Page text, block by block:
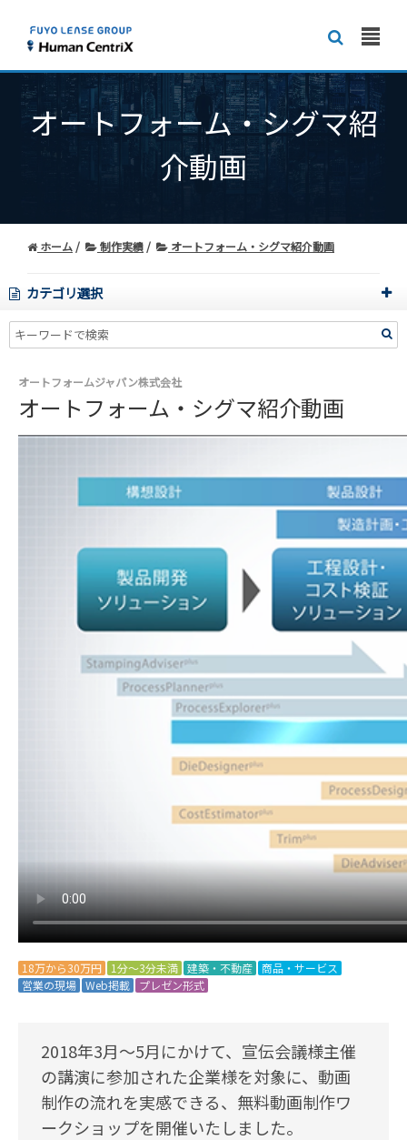
オートフォーム・シグマ紹
介動画
ホーム 制作実績 オートフォーム・シグマ紹介動画
カテゴリ選択
オートフォームジャパン株式会社
オートフォーム・シグマ紹介動画
18万から30万円 1分～3分未満 建築・不動産 商品・サービス
営業の現場 Web掲載 プレゼン形式
2018年3月～5月にかけて、宣伝会議様主催
の講演に参加された企業様を対象に、動画
制作の流れを実感できる、無料動画制作ワ
ークショップを開催いたしました。